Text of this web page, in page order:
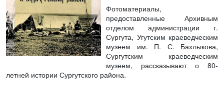
Фотоматериалы,
предоставленные Архивным
отделом администрации г.
Сургута, Угутским краеведческим
музеем им. П. С. Бахлыкова,
Сургутским краеведческим
музеем, рассказывают о 80-
летней истории Сургутского района.